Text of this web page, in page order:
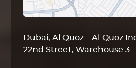
Dubai, Al Quoz – Al Quoz
22nd Street, Warehouse 3